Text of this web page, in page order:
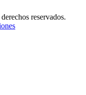
reservados.